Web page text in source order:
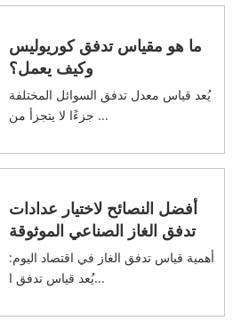
ما هو مقياس تدفق كوريوليس
وكيف يعمل؟
يُعد قياس معدل تدفق السوائل المختلفة
جزءًا لا يتجزأ من ...
أفضل النصائح لاختيار عدادات
تدفق الغاز الصناعي الموثوقة
أهمية قياس تدفق الغاز في اقتصاد اليوم:
يُعد قياس تدفق ا...